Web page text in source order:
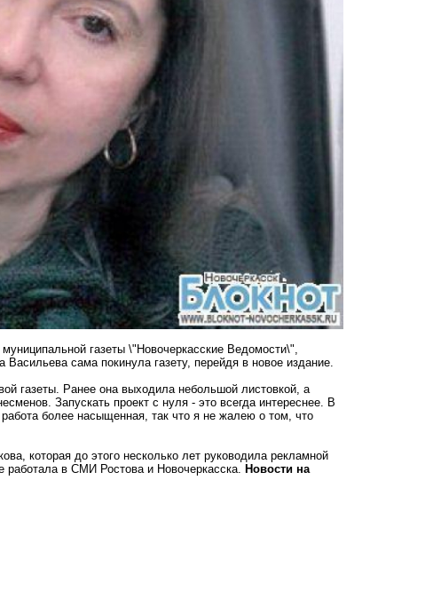
газеты \"Новочеркасские Ведомости\",
сама покинула газету, перейдя в новое издание.
газеты. Ранее она выходила небольшой листовкой, а
Запускать проект с нуля - это всегда интереснее. В
более насыщенная, так что я не жалею о том, что
которая до этого несколько лет руководила рекламной
в СМИ Ростова и Новочеркасска.
Новости на